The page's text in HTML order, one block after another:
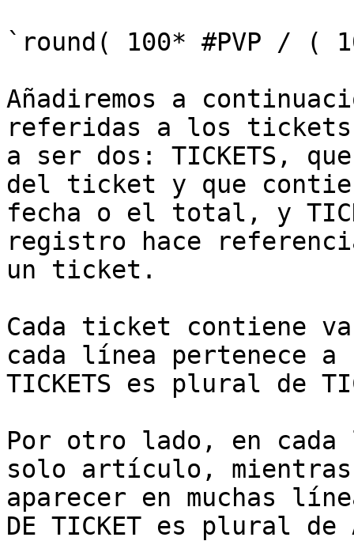
`round( 100* #PVP / (
Añadiremos a
referidas a los
a ser dos: TICKETS,
del ticket y que
fecha o el total, y
registro hace
un ticket.
Cada ticket contiene
cada línea pertenece
TICKETS es plural de
Por otro lado, en
solo artículo, mientras
aparecer en muchas
DE TICKET es plural de